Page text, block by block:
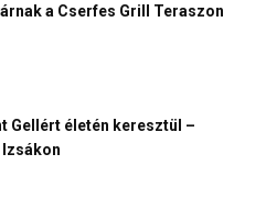
a Cserfes Grill Teraszon
Gellért életén keresztül –